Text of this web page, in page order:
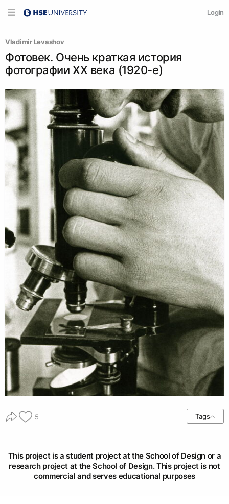
Login
Vladimir Levashov
Фотовек. Очень краткая история
фотографии XX века (1920-е)
5 Tags
This project is a student project at the School of Design or a
research project at the School of Design. This project is not
commercial and serves educational purposes